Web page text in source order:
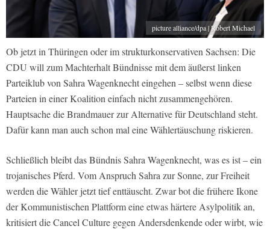
picture alliance/dpa | Robert Michael
Ob jetzt in Thüringen oder im strukturkonservativen Sachsen: Die
CDU will zum Machterhalt Bündnisse mit dem äußerst linken
Parteiklub von Sahra Wagenknecht eingehen – selbst wenn diese
Parteien in einer Koalition einfach nicht zusammengehören.
Hauptsache die Brandmauer zur Alternative für Deutschland steht.
Dafür kann man auch schon mal eine Wählertäuschung riskieren.
Schließlich bleibt das Bündnis Sahra Wagenknecht, was es ist – ein
trojanisches Pferd. Vom Anspruch Sahra zur Sonne, zur Freiheit
werden die Wähler jetzt tief enttäuscht. Zwar bot die frühere Ikone
der Kommunistischen Plattform eine etwas härtere Asylpolitik an,
kritisiert die Cancel Culture gegen Andersdenkende oder wirbt, wie